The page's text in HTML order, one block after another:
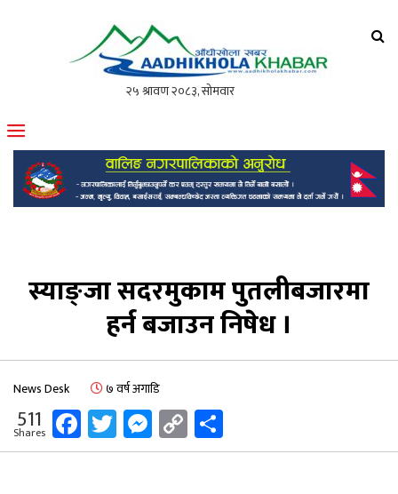
मोफसलकै लोकप्रिय अनलाइन पत्रिका
स्याङ्जा सदरमुकाम पुतलीबजारमा
हर्न बजाउन निषेध ।
News Desk ७ वर्ष अगाडि
511
Shares Facebook
Twitter
Messenger
Copy
Link